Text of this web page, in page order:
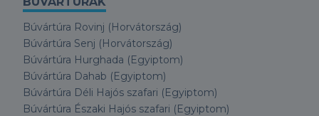
Búvártúra Rovinj (Horvátország)
Búvártúra Senj (Horvátország)
Búvártúra Hurghada (Egyiptom)
Búvártúra Dahab (Egyiptom)
Búvártúra Déli Hajós szafari (Egyiptom)
Búvártúra Északi Hajós szafari (Egyiptom)